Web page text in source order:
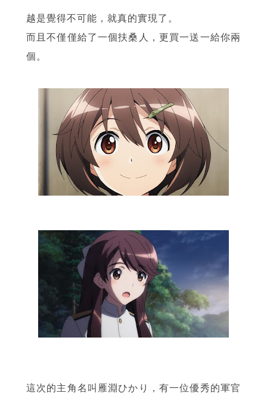
越是覺得不可能，就真的實現了。
而且不僅僅給了一個扶桑人，更買一送一給你兩
個。
這次的主角名叫雁淵ひかり，有一位優秀的軍官